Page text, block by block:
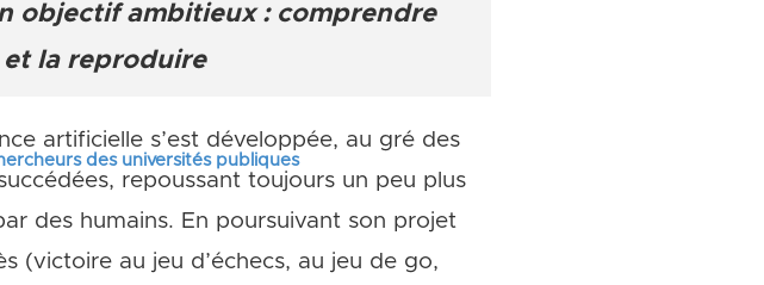
des universités publiques
objectif ambitieux : comprendre
la reproduire
artificielle s’est développée, au gré des
repoussant toujours un peu plus
des humains. En poursuivant son projet
(victoire au jeu d’échecs, au jeu de go,